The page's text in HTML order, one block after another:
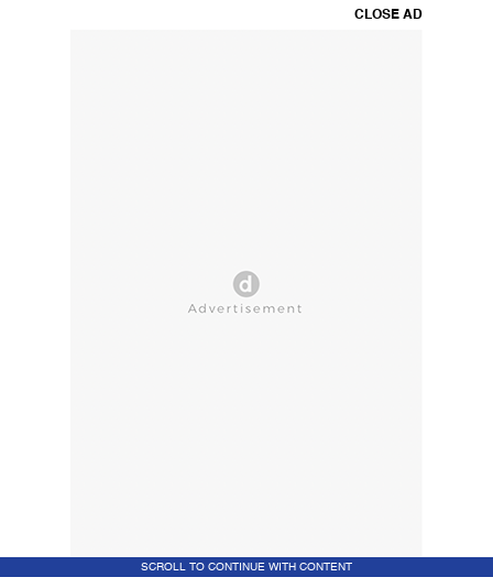
CLOSE AD
SCROLL TO CONTINUE WITH CONTENT